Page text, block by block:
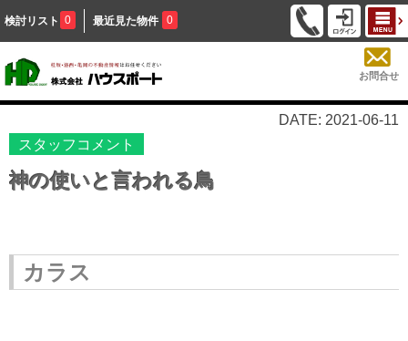
検討リスト 0 最近見た物件 0
お問合せ
DATE: 2021-06-11
スタッフコメント
神の使いと言われる鳥
カラス